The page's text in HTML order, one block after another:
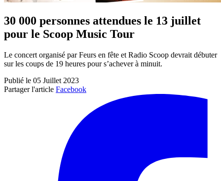
30 000 personnes attendues le 13 juillet
pour le Scoop Music Tour
Le concert organisé par Feurs en fête et Radio Scoop devrait débuter
sur les coups de 19 heures pour s’achever à minuit.
Publié le 05 Juillet 2023
Partager l'article Facebook